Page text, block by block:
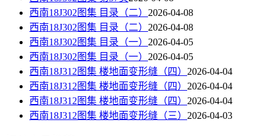
西南18J302图集 目录（二） 2026-04-08
西南18J302图集 目录（二） 2026-04-08
西南18J302图集 目录（一） 2026-04-05
西南18J302图集 目录（一） 2026-04-05
西南18J312图集 楼地面变形缝（四） 2026-04-04
西南18J312图集 楼地面变形缝（四） 2026-04-04
西南18J312图集 楼地面变形缝（四） 2026-04-04
西南18J312图集 楼地面变形缝（三） 2026-04-03